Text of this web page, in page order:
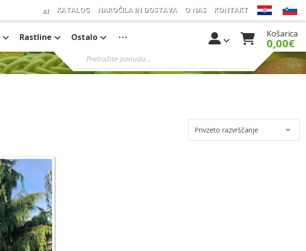
KATALOG NAROČILA IN DOSTAVA O NAS KONTAKT
Rastline Ostalo Košarica
0,00€